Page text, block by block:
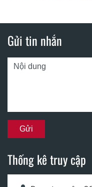
Gửi tin nhắn
Thống kê truy cập